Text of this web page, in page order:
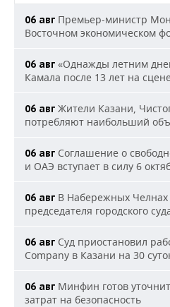
06 авг Премьер-министр
Восточном экономическом
06 авг «Однажды летним
Камала после 13 лет на
06 авг Жители Казани,
потребляют наибольший
06 авг Соглашение о
и ОАЭ вступает в силу 6
06 авг В Набережных Челнах
председателя городского
06 авг Суд приостановил
Company в Казани на 30
06 авг Минфин готов
затрат на безопасность